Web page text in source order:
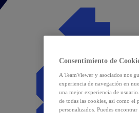
Consentimiento de
A TeamViewer y asociados nos
experiencia de navegación en
una mejor experiencia de
de todas las cookies, así como
personalizados. Puedes